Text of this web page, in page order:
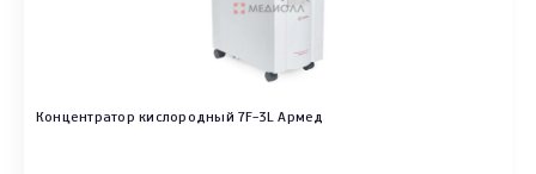
Концентратор кислородный 7F-3L Армед